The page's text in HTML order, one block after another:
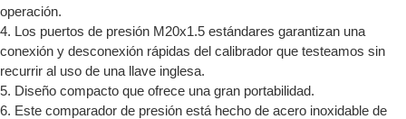
operación.
4. Los puertos de presión M20x1.5 estándares garantizan una
conexión y desconexión rápidas del calibrador que testeamos sin
recurrir al uso de una llave inglesa.
5. Diseño compacto que ofrece una gran portabilidad.
6. Este comparador de presión está hecho de acero inoxidable de